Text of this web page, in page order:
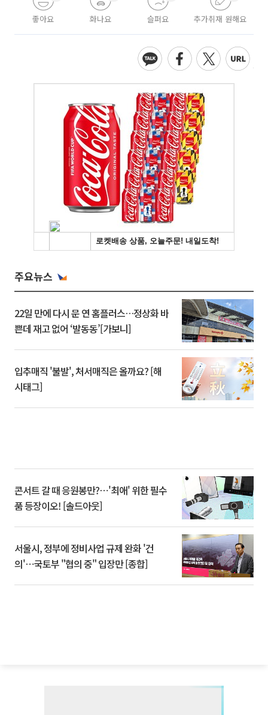
좋아요 화나요 슬퍼요 추가취재 원해요
주요뉴스
22일 만에 다시 문 연 홈플러스…정상화 바
쁜데 재고 없어 ‘발동동’[가보니]
입추매직 '불발', 처서매직은 올까요? [해
시태그]
콘서트 갈 때 응원봉만?⋯'최애' 위한 필수
품 등장이오! [솔드아웃]
서울시, 정부에 정비사업 규제 완화 '건
의'⋯국토부 "협의 중" 입장만 [종합]